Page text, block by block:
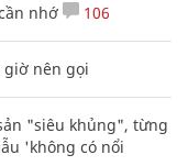
nhớ 106
giờ nên gọi
"siêu khủng", từng
'không có nổi